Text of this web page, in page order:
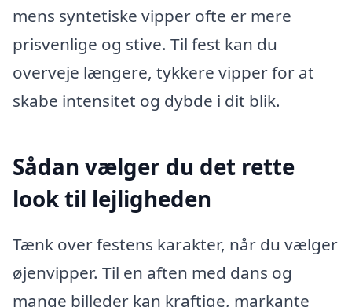
mens syntetiske vipper ofte er mere
prisvenlige og stive. Til fest kan du
overveje længere, tykkere vipper for at
skabe intensitet og dybde i dit blik.
Sådan vælger du det rette
look til lejligheden
Tænk over festens karakter, når du vælger
øjenvipper. Til en aften med dans og
mange billeder kan kraftige, markante